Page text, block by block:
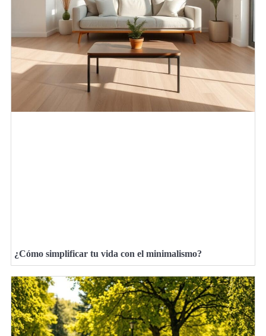
¿Cómo simplificar tu vida con el minimalismo?